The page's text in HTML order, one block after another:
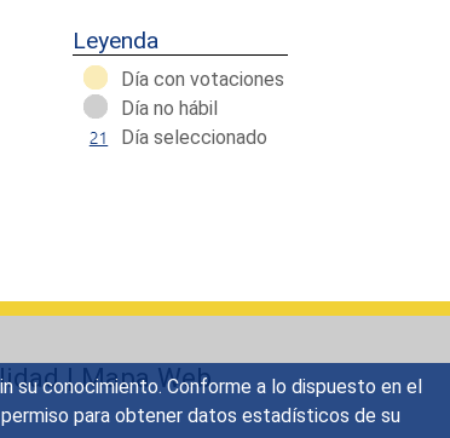
su conocimiento. Conforme a lo dispuesto en el
para obtener datos estadísticos de su
Leyenda
Día con votaciones
Día no hábil
Día seleccionado
|Mapa Web